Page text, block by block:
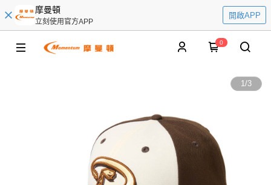
摩曼頓
立刻使用官方APP
開啟APP
0
1/3